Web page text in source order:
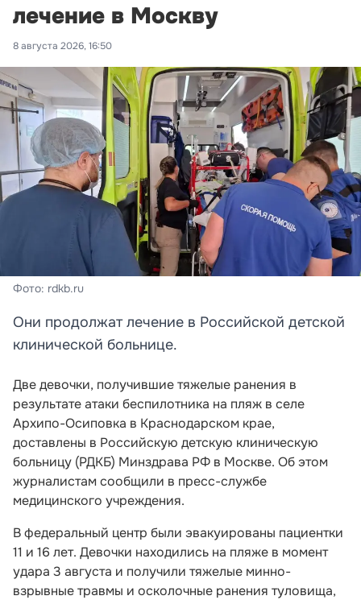
лечение в Москву
8 августа 2026, 16:50
Фото: rdkb.ru
Они продолжат лечение в Российской детской
клинической больнице.
Две девочки, получившие тяжелые ранения в
результате атаки беспилотника на пляж в селе
Архипо-Осиповка в Краснодарском крае,
доставлены в Российскую детскую клиническую
больницу (РДКБ) Минздрава РФ в Москве. Об этом
журналистам сообщили в пресс-службе
медицинского учреждения.
В федеральный центр были эвакуированы пациентки
11 и 16 лет. Девочки находились на пляже в момент
удара 3 августа и получили тяжелые минно-
взрывные травмы и осколочные ранения туловища,